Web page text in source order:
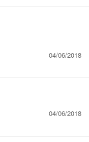
04/06/2018
04/06/2018